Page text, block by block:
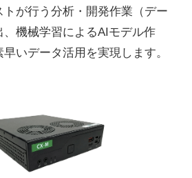
が行う分析・開発作業（デー
、機械学習によるAIモデル作
いデータ活用を実現します。